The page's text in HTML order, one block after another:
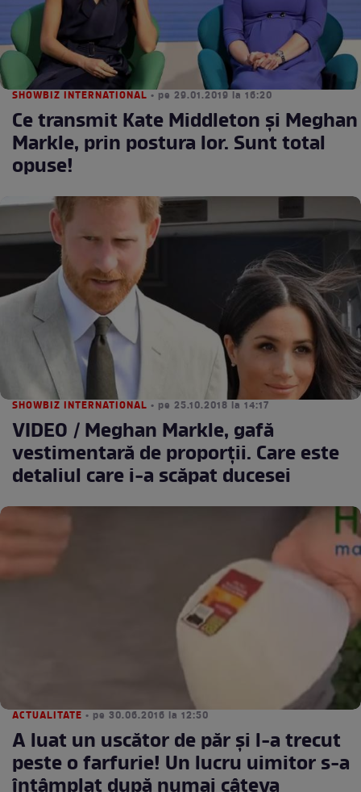
SHOWBIZ INTERNATIONAL • pe 29.01.2019 la 16:20
Ce transmit Kate Middleton și Meghan
Markle, prin postura lor. Sunt total
opuse!
SHOWBIZ INTERNATIONAL • pe 25.10.2018 la 14:17
VIDEO / Meghan Markle, gafă
vestimentară de proporţii. Care este
detaliul care i-a scăpat ducesei
ACTUALITATE • pe 30.06.2016 la 12:50
A luat un uscător de păr și l-a trecut
peste o farfurie! Un lucru uimitor s-a